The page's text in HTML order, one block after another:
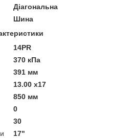
Діагональна
Шина
14PR
370 кПа
391 мм
13.00 x17
850 мм
0
30
17"